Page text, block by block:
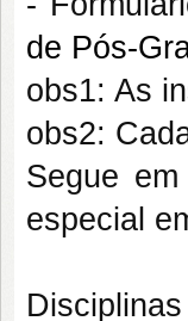
de Pós-
obs1: As
obs2:
Segue
especial
Disciplinas